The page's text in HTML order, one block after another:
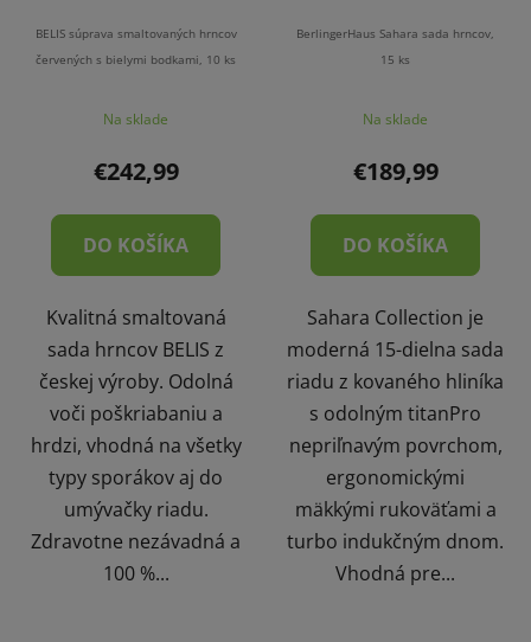
BELIS súprava smaltovaných hrncov
červených s bielymi bodkami, 10 ks
Na sklade
€242,99
DO KOŠÍKA
Kvalitná smaltovaná
sada hrncov BELIS z
českej výroby. Odolná
voči poškriabaniu a
hrdzi, vhodná na všetky
typy sporákov aj do
umývačky riadu.
Zdravotne nezávadná a
100 %...
BerlingerHaus Sahara sada hrncov,
15 ks
Na sklade
€189,99
DO KOŠÍKA
Sahara Collection je
moderná 15-dielna sada
riadu z kovaného hliníka
s odolným titanPro
nepriľnavým povrchom,
ergonomickými
mäkkými rukoväťami a
turbo indukčným dnom.
Vhodná pre...